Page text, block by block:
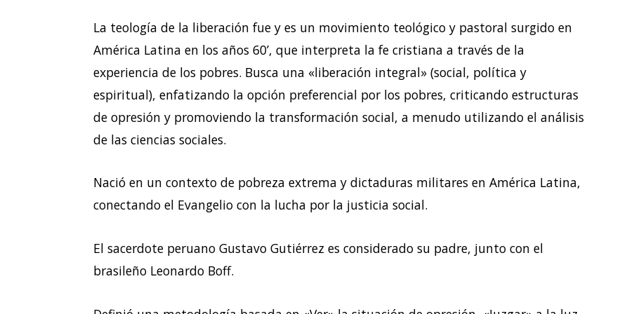
La teología de la liberación fue y es un movimiento teológico y pastoral surgido en
América Latina en los años 60’, que interpreta la fe cristiana a través de la
experiencia de los pobres. Busca una «liberación integral» (social, política y
espiritual), enfatizando la opción preferencial por los pobres, criticando estructuras
de opresión y promoviendo la transformación social, a menudo utilizando el análisis
de las ciencias sociales.
Nació en un contexto de pobreza extrema y dictaduras militares en América Latina,
conectando el Evangelio con la lucha por la justicia social.
El sacerdote peruano Gustavo Gutiérrez es considerado su padre, junto con el
brasileño Leonardo Boff.